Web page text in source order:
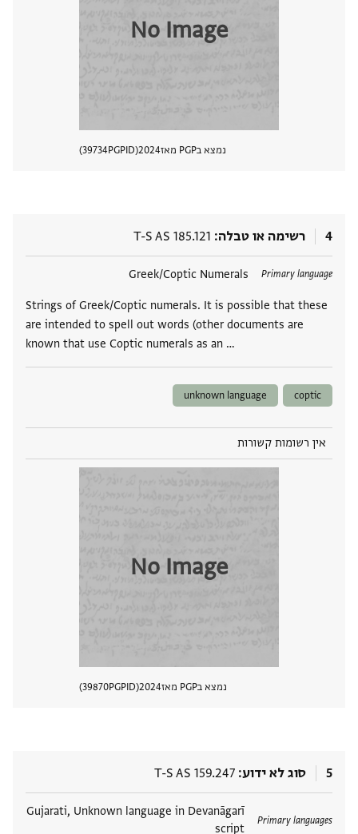
No Image
נמצא בPGP מאז 2024
PGPID
39734
4 רשימה או טבלה T-S AS 185.121
Primary language
Greek/Coptic Numerals
Strings of Greek/Coptic numerals. It is possible that these
are intended to spell out words (other documents are
known that use Coptic numerals as an …
תגים
coptic
unknown language
אין רשומות קשורות
No Image
נמצא בPGP מאז 2024
PGPID
39870
5 סוג לא ידוע T-S AS 159.247
Primary languages
Gujarati, Unknown language in Devanāgarī
script